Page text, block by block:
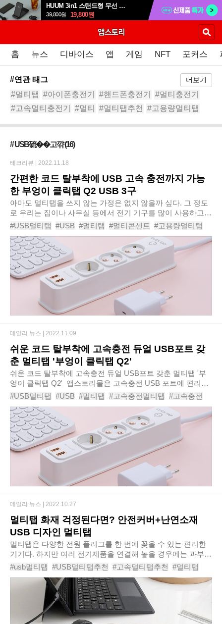
HUUM 3in1 스탠드형 무선 충전 패드 HWC-700QA
39,800원 19,800원
홈 뉴스 디바이스 앱 게임 NFT 포커스
#연관 태그 더보기
#멀티탭 #아이폰충전기 #핸드폰충전기
#멀티충전기
#고속멀티충전기
#멀티 #멀티탭추천
#고용량멀티탭
# USB硫��고꺆(16)
간편한 코드 탈부착에 USB 고속 충전까지 가능
한 부엉이 클릭탭 Q2 USB 3구
아마도 멀티탭을 쓰지 않는 가정은 없지 않을까 싶다. 그 정도
로 우리는 집이나 사무실 등에서 전기 기구를 많이 사용하고
있지만, 벽이나 바닥에 삽입되어 있는 콘센트는 연결구 수가
훨씬 부족하기 때문이다. 이렇게 필수..
#USB멀티탭 #USB #멀티탭 #멀티콘센트 #고용량멀티탭
#멀티탭3구 #멀티탭4구 #멀티탭추천 #국산멀티탬
#부엉이클릭탭Q2USB3구
테크리뷰 | 2022.11.18
쉬운 코드 탈부착에 고속충전 듀얼 USB포트 갖
춘 멀티탭 '부엉이 클릭탭 Q2'
쉬운 코드 탈부착에 고속충전 듀얼 USB포트 갖춘 멀티탭 '부
엉이 클릭탭 Q2' ​ 앱스토리몰은 고속충전 USB 포트에 편리한
코드 탈부착이 가능한 ‘부엉이 클릭탭 Q2 USB 3구’를 신규 출
시한다고 밝혔다.‘부엉이 클릭..
#USB멀티탭 #USB #멀티탭 #고속충전멀티탭 #고속충전
#클릭탭 #편리한멀티탭 #난연멀티탭
#부엉이클릭탭Q2USB3구
데일리 뉴스 | 2022.11.09
멀티탭 화재 걱정된다면? 안전커버+난연소재
USB 디자인 멀티탭
멀티탭은 다양한 전원 플러그를 한 번에 꽂을 수 있는 편리한
기기다. 하지만 여러 전기제품을 연결해 놓을 경우에는 과부하
가 일어날 수 있는 위험성을 안고 있는 기기이기도 하다. 잘못
된 멀티탭 사용은 자칫 화재를 불러 일..
#usb멀티탭 #USB멀티탭추천 #고속멀티탭추천 #멀티탭
#멀티탭추천 #스마트멀티탭 #부엉이클릭탭
#스마트폰화재 #안전성 #안전인증여부 #안전한USB
데일리 뉴스 | 2022.10.27